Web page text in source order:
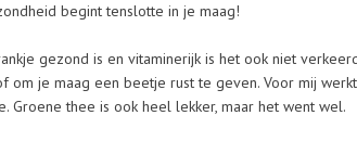
begint tenslotte in je maag!
gezond is en vitaminerijk is het ook niet
om je maag een beetje rust te geven. Voor mij
Groene thee is ook heel lekker, maar het went wel.